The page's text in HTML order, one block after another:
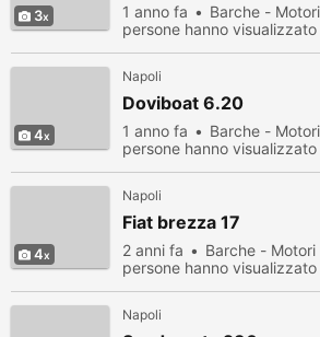
3 1 anno fa Barche - Motori
persone hanno visualizzato
4
Napoli
Doviboat 6.20
1 anno fa Barche - Motori
persone hanno visualizzato
4
Napoli
Fiat brezza 17
2 anni fa Barche - Motori
persone hanno visualizzato
Napoli